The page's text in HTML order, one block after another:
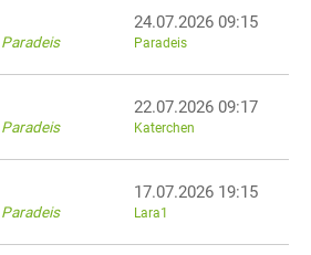
Paradeis
24.07.2026 09:15
Paradeis
Paradeis
22.07.2026 09:17
Katerchen
Paradeis
17.07.2026 19:15
Lara1